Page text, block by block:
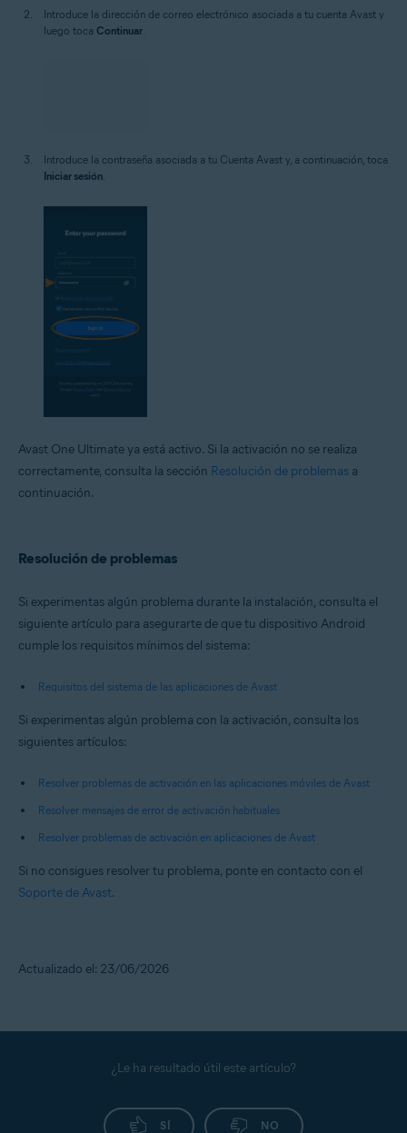
Introduce la dirección de correo electrónico asociada a tu cuenta Avast y
luego toca Continuar
Introduce la contraseña asociada a tu Cuenta Avast y, a continuación, toca
Iniciar sesión
Avast One Ultimate ya está activo. Si la activación no se realiza
correctamente, consulta la sección Resolución de problemas a
continuación.
Resolución de problemas
Si experimentas algún problema durante la instalación, consulta el
siguiente artículo para asegurarte de que tu dispositivo Android
cumple los requisitos mínimos del sistema:
Requisitos del sistema de las aplicaciones de Avast
Si experimentas algún problema con la activación, consulta los
siguientes artículos:
Resolver problemas de activación en las aplicaciones móviles de Avast
Resolver mensajes de error de activación habituales
Resolver problemas de activación en aplicaciones de Avast
Si no consigues resolver tu problema, ponte en contacto con el
Soporte de Avast.
Actualizado el: 23/06/2026
¿Le ha resultado útil este artículo?
SÍ NO